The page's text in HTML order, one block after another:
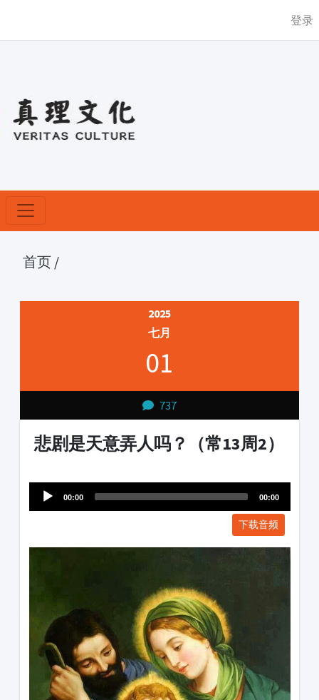
登录
首页 /
2025
七月
01
737
悲剧是天意弄人吗？（常13周2）
Player
00:00 00:00
下载音频